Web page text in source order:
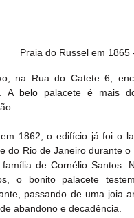
Praia do Russel em 1865
na Rua do Catete 6,
A belo palacete é mais
1862, o edifício já foi o
do Rio de Janeiro durante
de Cornélio Santos.
o bonito palacete
passando de uma joia
abandono e decadência.